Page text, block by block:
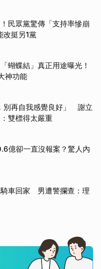
民眾黨驚傳「支持率慘崩
改挺另1黨
蝴蝶結」真正用途曝光！
神功能
別再自我感覺良好」 謝立
雙標得太嚴重
億卻一直沒報案？驚人內
車回家 男遭警攔查：理